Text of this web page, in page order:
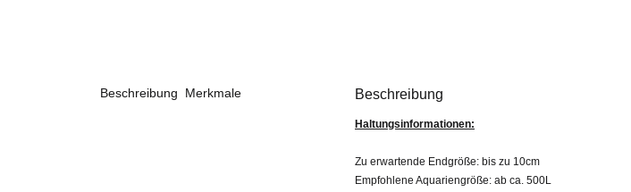
Beschreibung Merkmale Beschreibung
Haltungsinformationen:
Zu erwartende Endgröße: bis zu 10cm
Empfohlene Aquariengröße: ab ca. 500L